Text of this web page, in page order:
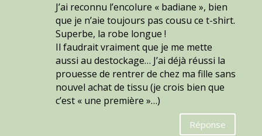
J’ai reconnu l’encolure « badiane », bien
que je n’aie toujours pas cousu ce t-shirt.
Superbe, la robe longue !
Il faudrait vraiment que je me mette
aussi au destockage… J’ai déjà réussi la
prouesse de rentrer de chez ma fille sans
nouvel achat de tissu (je crois bien que
c’est « une première »…)
Réponse